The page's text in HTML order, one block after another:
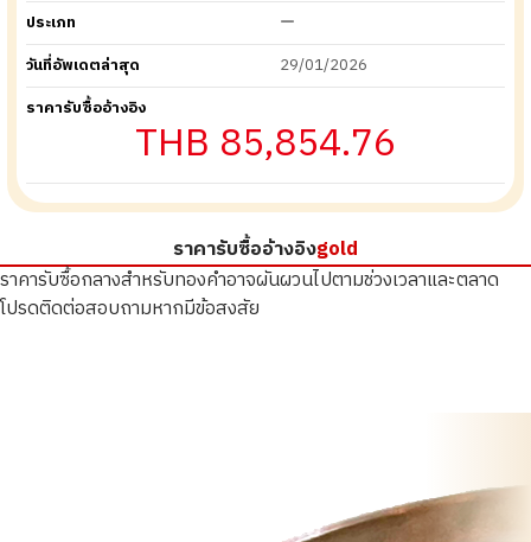
ประเภท
ー
วันที่อัพเดตล่าสุด
29/01/2026
ราคารับซื้ออ้างอิง
THB 85,854.76
ราคารับซื้ออ้างอิงgold
ราคารับซื้อกลางสำหรับทองคำอาจผันผวนไปตามช่วงเวลาและตลาด
โปรดติดต่อสอบถามหากมีข้อสงสัย